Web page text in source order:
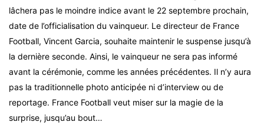
lâchera pas le moindre indice avant le 22 septembre prochain,
date de l’officialisation du vainqueur. Le directeur de France
Football, Vincent Garcia, souhaite maintenir le suspense jusqu’à
la dernière seconde. Ainsi, le vainqueur ne sera pas informé
avant la cérémonie, comme les années précédentes. Il n’y aura
pas la traditionnelle photo anticipée ni d’interview ou de
reportage. France Football veut miser sur la magie de la
surprise, jusqu’au bout…